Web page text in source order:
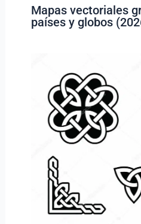
Mapas vectoriales
países y globos